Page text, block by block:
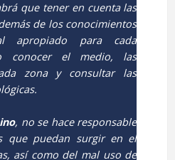
que tener en cuenta las
de los conocimientos
apropiado para cada
conocer el medio, las
zona y consultar las
, no se hace responsable
que puedan surgir en el
así como del mal uso de